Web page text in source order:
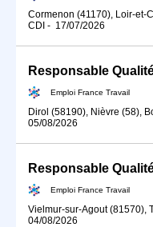
Cormenon (41170), Loir-et-
CDI - 17/07/2026
Emploi France Travail
Dirol (58190), Nièvre (58),
05/08/2026
Emploi France Travail
Vielmur-sur-Agout (81570),
04/08/2026